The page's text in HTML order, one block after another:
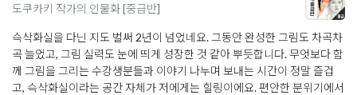
도쿠카키 작가의 인물화 [중급반]
슥삭화실을 다닌 지도 벌써 2년이 넘었네요. 그동안 완성한 그림도 차곡차
곡 늘었고, 그림 실력도 눈에 띄게 성장한 것 같아 뿌듯합니다. 무엇보다 함
께 그림을 그리는 수강생분들과 이야기 나누며 보내는 시간이 정말 즐겁
고, 슥삭화실이라는 공간 자체가 저에게는 힐링이에요. 편안한 분위기에서